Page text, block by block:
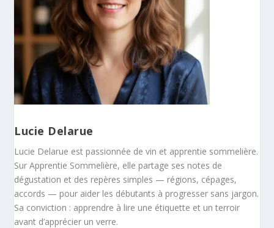
Lucie Delarue
Lucie Delarue est passionnée de vin et apprentie sommelière.
Sur Apprentie Sommelière, elle partage ses notes de
dégustation et des repères simples — régions, cépages,
accords — pour aider les débutants à progresser sans jargon.
Sa conviction : apprendre à lire une étiquette et un terroir
avant d’apprécier un verre.